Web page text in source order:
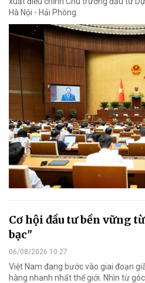
Hà Nội - Hải Phòng.
Cơ hội đầu tư bền vững
bạc"
06/08/2026 10:27
Việt Nam đang bước vào giai đoạn
hàng nhanh nhất thế giới. Nhìn từ